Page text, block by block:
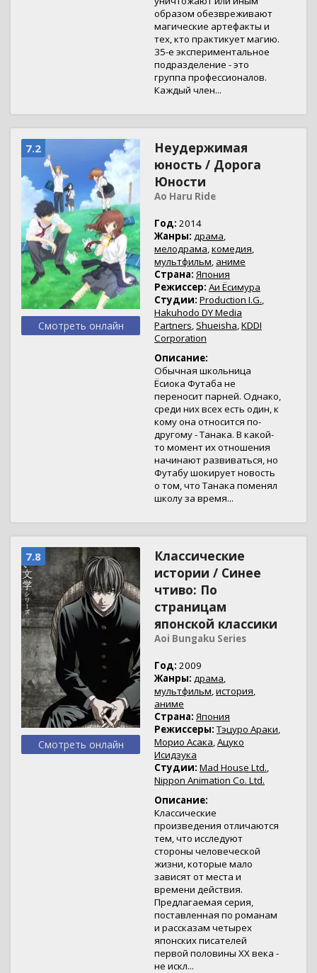
образом обезвреживают
магические артефакты и
тех, кто практикует магию.
35-е экспериментальное
подразделение - это
группа профессионалов.
Каждый член...
7.2
Смотреть онлайн
Неудержимая
юность / Дорога
Юности
Ao Haru Ride
Год: 2014
Жанры: драма,
мелодрама,комедия,
мультфильм, аниме
Страна: Япония
Режиссер: Аи Ёсимура
Студии: Production I.G.,
Hakuhodo DY Media
Partners,Shueisha,KDDI
Corporation
Описание:
Обычная школьница
Ёсиока Футаба не
переносит парней. Однако,
среди них всех есть один, к
кому она относится по-
другому - Танака. В какой-
то момент их отношения
начинают развиваться, но
Футабу шокирует новость
о том, что Танака поменял
школу за время...
7.8
Смотреть онлайн
Классические
истории / Синее
чтиво: По
страницам
японской классики
Aoi Bungaku Series
Год: 2009
Жанры: драма,
мультфильм,история,
аниме
Страна: Япония
Режиссеры: Тэцуро Араки,
Морио Асака,Ацуко
Исидзука
Студии: Mad House Ltd.,
Nippon Animation Co. Ltd.
Описание:
Классические
произведения отличаются
тем, что исследуют
стороны человеческой
жизни, которые мало
зависят от места и
времени действия.
Предлагаемая серия,
поставленная по романам
и рассказам четырех
японских писателей
первой половины XX века -
не искл...